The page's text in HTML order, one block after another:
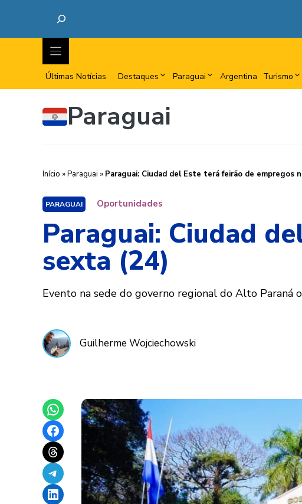
Últimas Notícias Destaques Paraguai Argentina Turismo
Paraguai
Início »Paraguai » Paraguai: Ciudad del Este terá feirão de empregos
PARAGUAI Oportunidades
Paraguai: Ciudad
sexta (24)
Evento na sede do governo regional do Alto Paraná
Guilherme Wojciechowski
Share on WhatsApp
Share on Facebook
Share on Threads
Share on Telegram
Share on LinkedIn